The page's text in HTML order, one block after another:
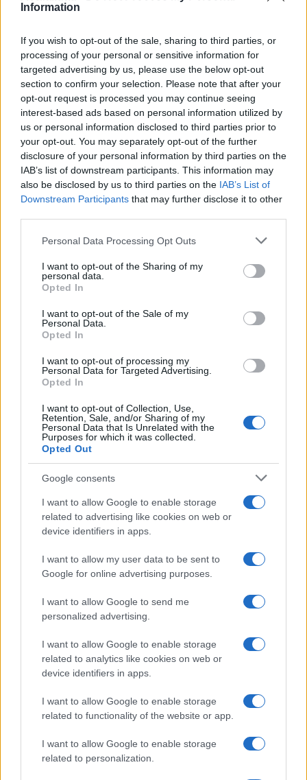
Information
If you wish to opt-out of the sale, sharing to third parties, or
processing of your personal or sensitive information for
targeted advertising by us, please use the below opt-out
section to confirm your selection. Please note that after your
opt-out request is processed you may continue seeing
interest-based ads based on personal information utilized by
us or personal information disclosed to third parties prior to
your opt-out. You may separately opt-out of the further
disclosure of your personal information by third parties on the
IAB’s list of downstream participants. This information may
also be disclosed by us to third parties on the IAB’s List of
Downstream Participants that may further disclose it to other
Please note that this website/app uses one or more Google
not limited to your visit or usage behaviour. You may click to
grant or deny consent to Google and its third-party tags to
use your data for below specified purposes in below Google
consent section.
Personal Data Processing Opt Outs
I want to opt-out of the Sharing of my
personal data.
Opted In
I want to opt-out of the Sale of my
Personal Data.
Opted In
I want to opt-out of processing my
Personal Data for Targeted Advertising.
Opted In
I want to opt-out of Collection, Use,
Retention, Sale, and/or Sharing of my
Personal Data that Is Unrelated with the
Purposes for which it was collected.
Opted Out
Google consents
I want to allow Google to enable storage
related to advertising like cookies on web or
device identifiers in apps.
I want to allow my user data to be sent to
Google for online advertising purposes.
I want to allow Google to send me
personalized advertising.
I want to allow Google to enable storage
related to analytics like cookies on web or
device identifiers in apps.
I want to allow Google to enable storage
related to functionality of the website or app.
I want to allow Google to enable storage
related to personalization.
consejos para fotografiar eclipses solares
Un eclipse solar es un espectáculo natural que…
CIENCIA Y TECNOLOGÍA
Cómo elegir una carrera STEAM: perfiles
emergentes y competencias clave
Descubre cómo elegir la mejor opción en STEAM:…
CIENCIA Y TECNOLOGÍA
Cómo se estructuran los planes de I+D y
su impacto en la sociedad
Los planes regionales de ciencia y tecnología son…
CIENCIA Y TECNOLOGÍA
Un hombre compra el primer mensaje
SMS de la historia por 107.000 euros